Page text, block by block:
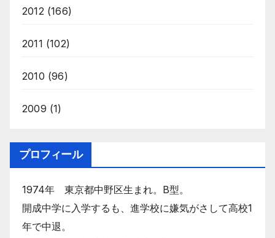
2012 (166)
2011 (102)
2010 (96)
2009 (1)
プロフィール
1974年 東京都中野区生まれ。B型。
開成中学に入学するも、進学校に嫌気がさして高校1
年で中退。